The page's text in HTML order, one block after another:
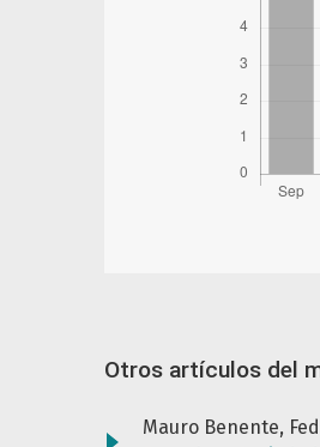
Otros artículos del
Mauro Benente,